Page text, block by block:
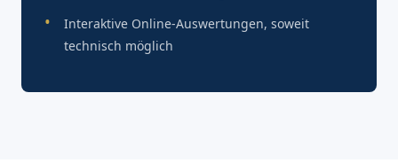
Interaktive Online-Auswertungen, soweit
technisch möglich